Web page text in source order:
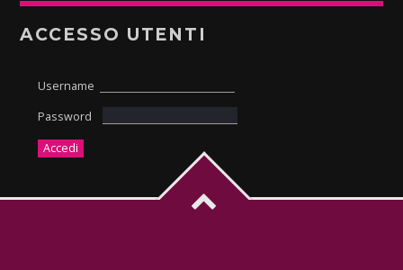
ACCESSO UTENTI
Username
Password